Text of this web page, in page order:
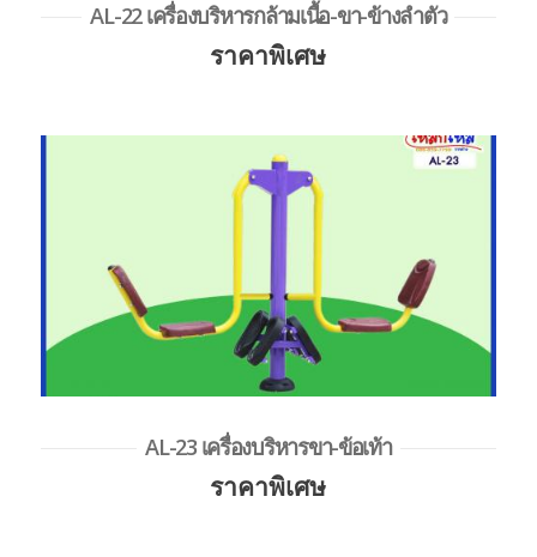
AL-22 เครื่องบริหารกล้ามเนื้อ-ขา-ข้างลำตัว
ราคาพิเศษ
AL-23 เครื่องบริหารขา-ข้อเท้า
ราคาพิเศษ